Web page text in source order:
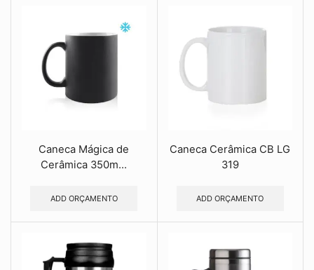
Caneca Mágica de
Cerâmica 350m...
ADD ORÇAMENTO
Caneca Cerâmica CB LG
319
ADD ORÇAMENTO